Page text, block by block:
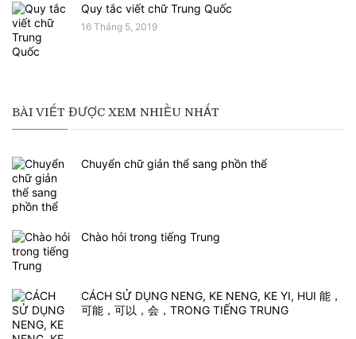
Quy tắc viết chữ Trung Quốc
16 Tháng 5, 2019
BÀI VIẾT ĐƯỢC XEM NHIỀU NHẤT
Chuyển chữ giản thể sang phồn thể
Chào hỏi trong tiếng Trung
CÁCH SỬ DỤNG NENG, KE NENG, KE YI, HUI 能，
可能，可以，会，TRONG TIẾNG TRUNG